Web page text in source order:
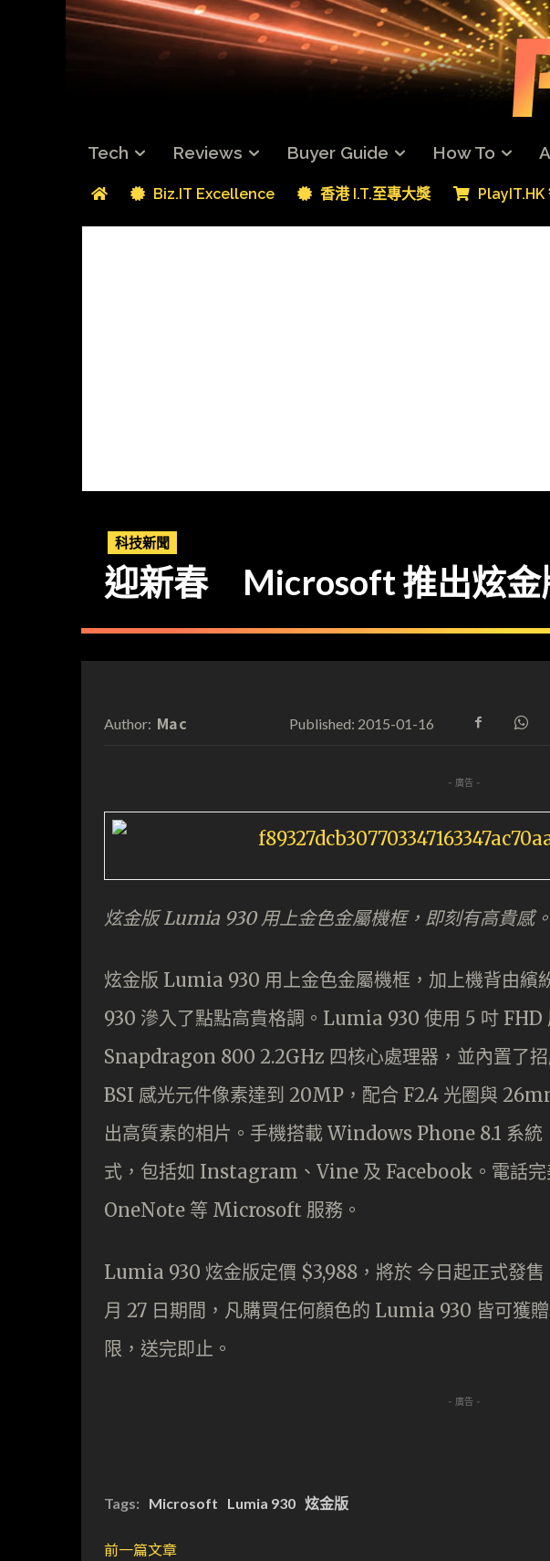
Tech Reviews Buyer Guide How To
Biz.IT Excellence 香港 I.T.至專大獎 PlayIT.HK
科技新聞
迎新春 Microsoft 推出炫金
Author: Mac Published: 2015-01-16
- 廣告 -
炫金版 Lumia 930 用上金色金屬機框，即刻有高貴感。
炫金版 Lumia 930 用上金色金屬機框，加上機背由
930 滲入了點點高貴格調。Lumia 930 使用 5 吋
Snapdragon 800 2.2GHz 四核心處理器，並內置了
BSI 感光元件像素達到 20MP，配合 F2.4 光圈與
出高質素的相片。手機搭載 Windows Phone 8.1 系統
式，包括如 Instagram、Vine 及 Facebook。電話
OneNote 等 Microsoft 服務。
Lumia 930 炫金版定價 $3,988，將於 今日起正式發售
月 27 日期間，凡購買任何顏色的 Lumia 930 皆可獲
限，送完即止。
- 廣告 -
Tags: Microsoft Lumia 930 炫金版
前一篇文章